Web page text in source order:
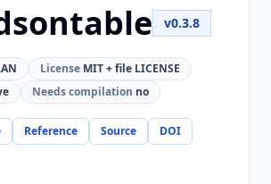
v0.3.8
License MIT + file LICENSE
Needs compilation no
Reference Source
DOI